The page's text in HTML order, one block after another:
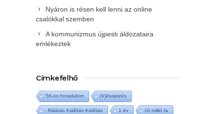
Nyáron is résen kell lenni az online
csalókkal szemben
A kommunizmus újpesti áldozataira
emlékeztek
Címkefelhő
'56-os forradalom (V)észjelzés
- Rálátás Kiállítás Kiállítás 1 év 10 millió fa